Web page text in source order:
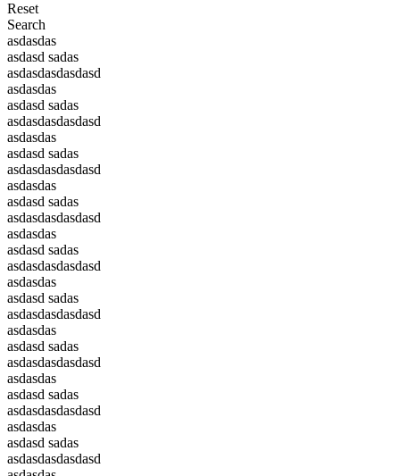
Reset
Search
asdasdas
asdasd sadas
asdasdasdasdasd
asdasdas
asdasd sadas
asdasdasdasdasd
asdasdas
asdasd sadas
asdasdasdasdasd
asdasdas
asdasd sadas
asdasdasdasdasd
asdasdas
asdasd sadas
asdasdasdasdasd
asdasdas
asdasd sadas
asdasdasdasdasd
asdasdas
asdasd sadas
asdasdasdasdasd
asdasdas
asdasd sadas
asdasdasdasdasd
asdasdas
asdasd sadas
asdasdasdasdasd